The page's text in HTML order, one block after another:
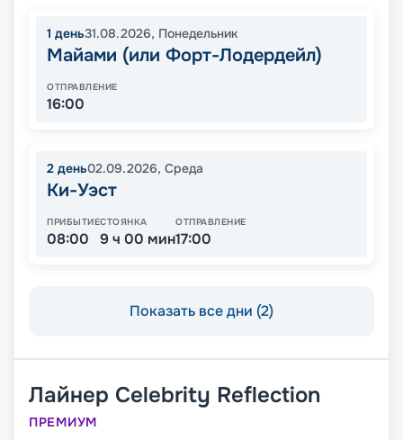
1 день31.08.2026, Понедельник
Майами (или Форт-Лодердейл)
ОТПРАВЛЕНИЕ
16:00
2 день02.09.2026, Среда
Ки-Уэст
ПРИБЫТИЕ
08:00
СТОЯНКА
9 ч 00 мин
ОТПРАВЛЕНИЕ
17:00
Показать все дни (2)
Лайнер Celebrity Reflection
ПРЕМИУМ